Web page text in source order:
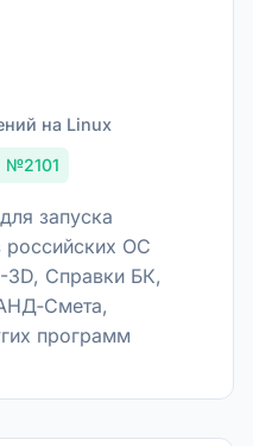
на Linux
№2101
запуска
ОС
Справки БК,
программ